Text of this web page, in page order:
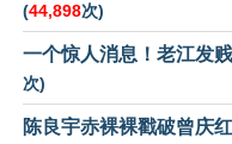
(44,898次)
一个惊人消息！老江发
次)
陈良宇赤裸裸戳破曾庆